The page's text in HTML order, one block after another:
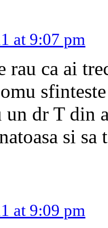
at 9:07 pm
rau ca ai
un dr T din
si
at 9:09 pm